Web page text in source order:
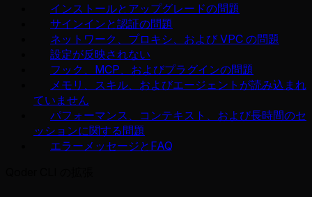
インストールとアップグレードの問題
サインインと認証の問題
ネットワーク、プロキシ、および VPC の問題
設定が反映されない
フック、MCP、およびプラグインの問題
メモリ、スキル、およびエージェントが読み込まれ
ていません
パフォーマンス、コンテキスト、および長時間のセ
ッションに関する問題
エラーメッセージとFAQ